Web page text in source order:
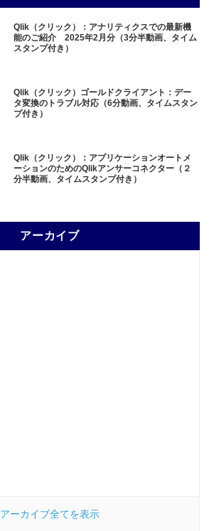
Qlik（クリック）：アナリティクスでの最新機
能のご紹介 2025年2月分（3分半動画、タイム
スタンプ付き）
Qlik（クリック）ゴールドクライアント：デー
タ変換のトラブル対応（6分動画、タイムスタン
プ付き）
Qlik（クリック）：アプリケーションオートメ
ーションのためのQlikアンサーコネクター（２
分半動画、タイムスタンプ付き）
アーカイブ
アーカイブ全てを表示